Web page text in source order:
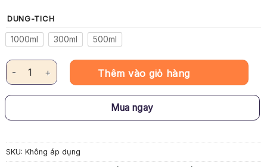
DUNG-TICH
1000ml 300ml 500ml
Tinh Dầu Khuếch Tán Miyako Home - Bvlgari Aqva số lượng
Thêm vào giỏ hàng
Mua ngay
SKU: Không áp dụng